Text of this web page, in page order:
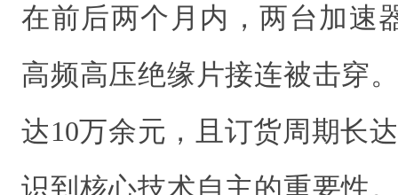
在前后两个月内，两台加速
高频高压绝缘片接连被击穿
达10万余元，且订货周期长
识到核心技术自主的重要性